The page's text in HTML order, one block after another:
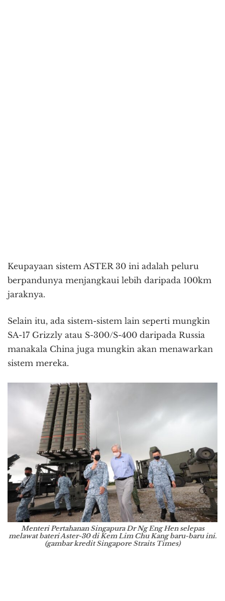
Keupayaan sistem ASTER 30 ini adalah peluru
berpandunya menjangkaui lebih daripada 100km
jaraknya.
Selain itu, ada sistem-sistem lain seperti mungkin
SA-17 Grizzly atau S-300/S-400 daripada Russia
manakala China juga mungkin akan menawarkan
sistem mereka.
Menteri Pertahanan Singapura Dr Ng Eng Hen selepas
melawat bateri Aster-30 di Kem Lim Chu Kang baru-baru ini.
(gambar kredit Singapore Straits Times)